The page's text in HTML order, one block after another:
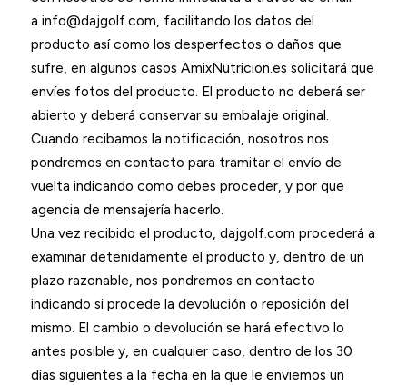
a info@dajgolf.com, facilitando los datos del
producto así como los desperfectos o daños que
sufre, en algunos casos AmixNutricion.es solicitará que
envíes fotos del producto. El producto no deberá ser
abierto y deberá conservar su embalaje original.
Cuando recibamos la notificación, nosotros nos
pondremos en contacto para tramitar el envío de
vuelta indicando como debes proceder, y por que
agencia de mensajería hacerlo.
Una vez recibido el producto, dajgolf.com procederá a
examinar detenidamente el producto y, dentro de un
plazo razonable, nos pondremos en contacto
indicando si procede la devolución o reposición del
mismo. El cambio o devolución se hará efectivo lo
antes posible y, en cualquier caso, dentro de los 30
días siguientes a la fecha en la que le enviemos un